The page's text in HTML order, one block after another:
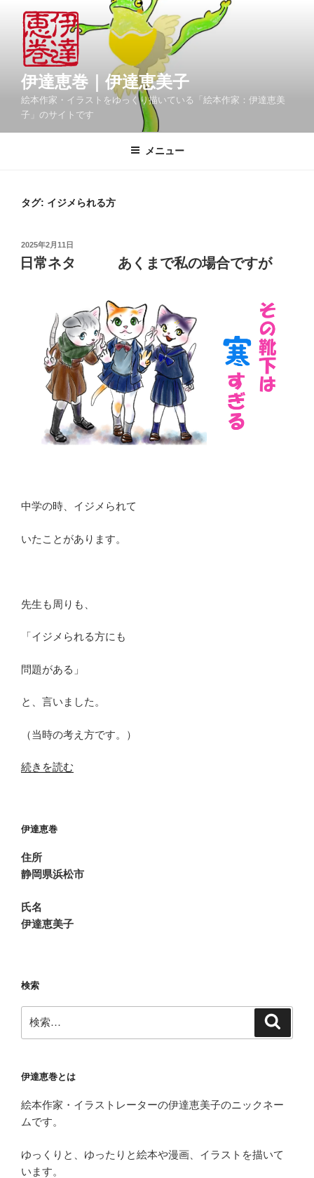
伊達恵巻｜伊達恵美子
絵本作家・イラストをゆっくり描いている「絵本作家：伊達恵美
子」のサイトです
メニュー
タグ: イジメられる方
投
稿
日:
2025年2月11日
日常ネタ あくまで私の場合ですが
中学の時、イジメられて
いたことがあります。
先生も周りも、
「イジメられる方にも
問題がある」
と、言いました。
（当時の考え方です。）
“日
あ
く
ま
私
の
す
の
続きを読む
伊達恵巻
住所
静岡県浜松市
氏名
伊達恵美子
検索
索:
伊達恵巻とは
絵本作家・イラストレーターの伊達恵美子のニックネー
ムです。
ゆっくりと、ゆったりと絵本や漫画、イラストを描いて
います。